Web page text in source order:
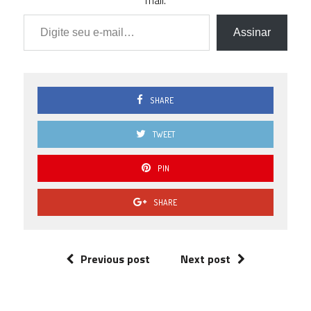
Digite seu e-mail…
Assinar
SHARE
TWEET
PIN
SHARE
Previous post Next post